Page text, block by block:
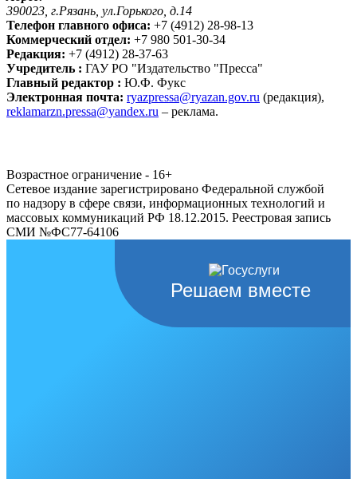
390023, г.Рязань, ул.Горького, д.14
Телефон главного офиса: +7 (4912) 28-98-13
Коммерческий отдел: +7 980 501-30-34
Редакция: +7 (4912) 28-37-63
Учредитель : ГАУ РО "Издательство "Пресса"
Главный редактор : Ю.Ф. Фукс
Электронная почта: ryazpressa@ryazan.gov.ru (редакция),
reklamarzn.pressa@yandex.ru – реклама.
Возрастное ограничение - 16+
Сетевое издание зарегистрировано Федеральной службой
по надзору в сфере связи, информационных технологий и
массовых коммуникаций РФ 18.12.2015. Реестровая запись
СМИ №ФС77-64106
Решаем вместе